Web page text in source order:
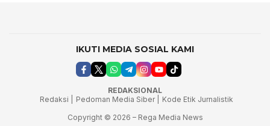
IKUTI MEDIA SOSIAL KAMI
REDAKSIONAL
Redaksi |
Pedoman Media Siber |
Kode Etik Jurnalistik
Copyright © 2026 – Rega Media News